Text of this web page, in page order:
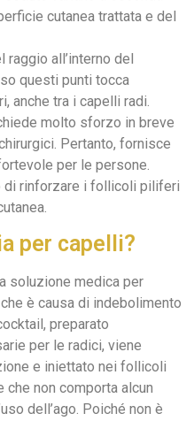
cutanea trattata e del
raggio all’interno del
questi punti tocca
anche tra i capelli radi.
molto sforzo in breve
Pertanto, fornisce
per le persone.
di rinforzare i follicoli piliferi
per capelli?
soluzione medica per
è causa di indebolimento
preparato
per le radici, viene
e iniettato nei follicoli
che non comporta alcun
dell’ago. Poiché non è